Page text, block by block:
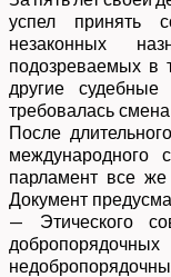
успел принять
незаконных
подозреваемых в
другие
требовалась
После
международного
парламент все же
Документ
— Этического